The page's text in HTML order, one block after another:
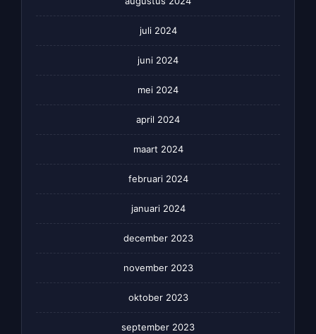
juli 2024
juni 2024
mei 2024
april 2024
maart 2024
februari 2024
januari 2024
december 2023
november 2023
oktober 2023
september 2023